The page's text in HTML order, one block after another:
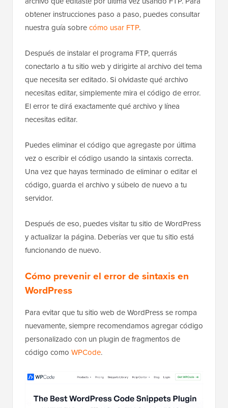
obtener instrucciones paso a paso, puedes consultar
nuestra guía sobrecómo usar FTP.
Después de instalar el programa FTP, querrás
conectarlo a tu sitio web y dirigirte al archivo del tema
que necesita ser editado. Si olvidaste qué archivo
necesitas editar, simplemente mira el código de error.
El error te dirá exactamente qué archivo y línea
necesitas editar.
Puedes eliminar el código que agregaste por última
vez o escribir el código usando la sintaxis correcta.
Una vez que hayas terminado de eliminar o editar el
código, guarda el archivo y súbelo de nuevo a tu
servidor.
Después de eso, puedes visitar tu sitio de WordPress
y actualizar la página. Deberías ver que tu sitio está
funcionando de nuevo.
Cómo prevenir el error de sintaxis en
WordPress
Para evitar que tu sitio web de WordPress se rompa
nuevamente, siempre recomendamos agregar código
personalizado con un plugin de fragmentos de
código como WPCode.